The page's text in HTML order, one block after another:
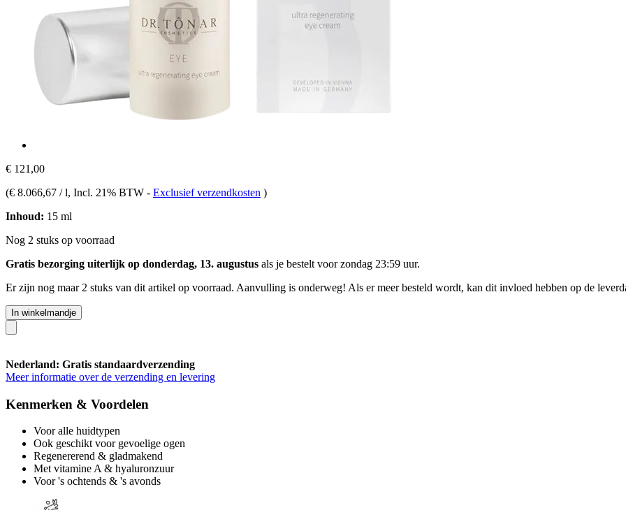
€ 121,00
(€ 8.066,67 / l, Incl. 21% BTW - Exclusief verzendkosten )
Inhoud: 15 ml
Nog 2 stuks op voorraad
Gratis bezorging uiterlijk op donderdag, 13. augustus als je bestelt voorzondag 23:59 uur.
Er zijn nog maar 2 stuks van dit artikel op voorraad. Aanvulling is onderweg! Als er meer besteld wordt, kan dit invloed hebben op de
In winkelmandje
Nederland: Gratis standaardverzending
Meer informatie over de verzending en levering
Kenmerken & Voordelen
Voor alle huidtypen
Ook geschikt voor gevoelige ogen
Regenererend & gladmakend
Met vitamine A & hyaluronzuur
Voor 's ochtends & 's avonds